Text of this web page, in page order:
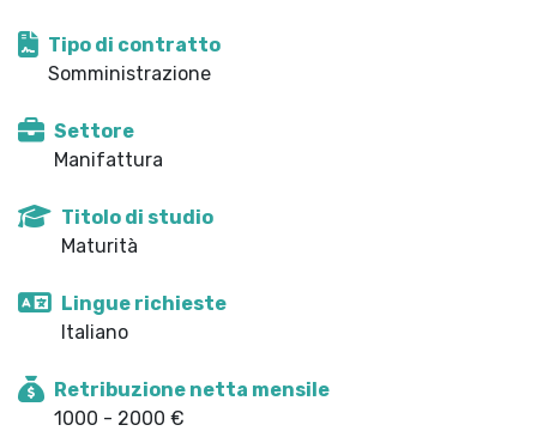
Tipo di contratto
Somministrazione
Settore
Manifattura
Titolo di studio
Maturità
Lingue richieste
Italiano
Retribuzione netta mensile
1000 - 2000 €